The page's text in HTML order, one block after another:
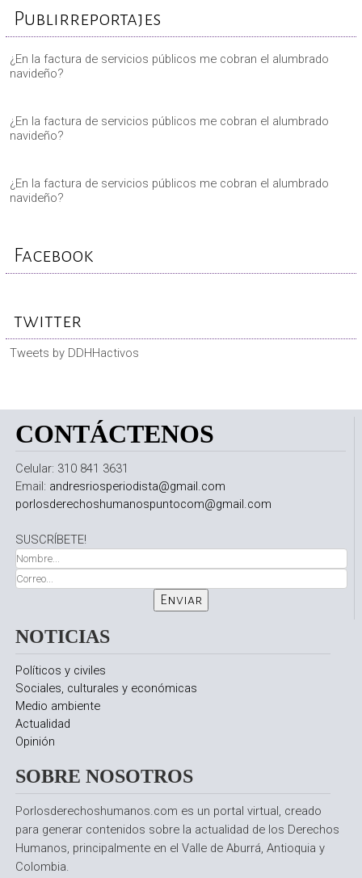
Publirreportajes
¿En la factura de servicios públicos me cobran el alumbrado
navideño?
¿En la factura de servicios públicos me cobran el alumbrado
navideño?
¿En la factura de servicios públicos me cobran el alumbrado
navideño?
Facebook
twitter
Tweets by DDHHactivos
CONTÁCTENOS
Celular: 310 841 3631
Email: andresriosperiodista@gmail.com
porlosderechoshumanospuntocom@gmail.com
SUSCRÍBETE!
NOTICIAS
Políticos y civiles
Sociales, culturales y económicas
Medio ambiente
Actualidad
Opinión
SOBRE NOSOTROS
Porlosderechoshumanos.com es un portal virtual, creado
para generar contenidos sobre la actualidad de los Derechos
Humanos, principalmente en el Valle de Aburrá, Antioquia y
Colombia.